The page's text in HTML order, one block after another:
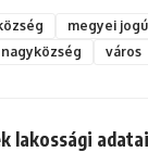
megyei
nagyközség város
lakossági adatai